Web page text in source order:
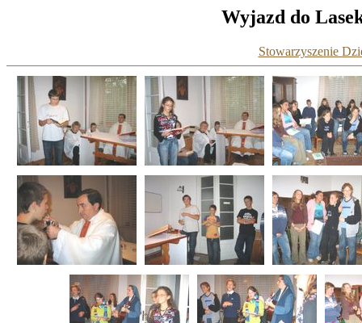
Wyjazd do
Stowarzyszenie